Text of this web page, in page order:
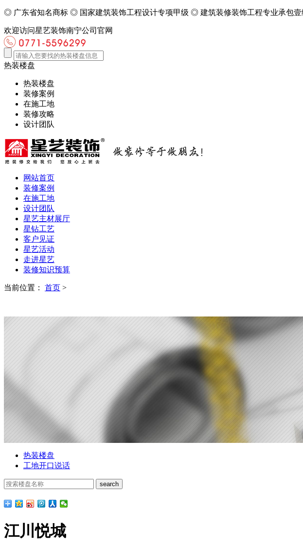
◎ 广东省知名商标 ◎ 国家建筑装饰工程设计专项甲级 ◎ 建筑装修装饰工程专业承包壹
欢迎访问星艺装饰南宁公司官网
热装楼盘
热装楼盘
装修案例
在施工地
装修攻略
设计团队
网站首页
装修案例
在施工地
设计团队
星艺主材展厅
星钻工艺
客户见证
星艺活动
走进星艺
装修知识预算
当前位置： 首页 >
热装楼盘
工地开口说话
江川悦城